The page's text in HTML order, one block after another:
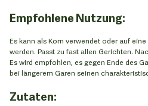
Empfohlene Nutzung:
Es kann als Korn verwendet oder auf
werden. Passt zu fast allen Gerichten.
Es wird empfohlen, es gegen Ende des
bei längerem Garen seinen
Zutaten: